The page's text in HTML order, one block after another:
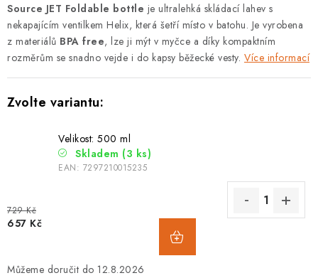
O nás
Blog
Source JET Foldable bottle je ultralehká skládací lahev s
nekapajícím ventilkem Helix, která šetří místo v batohu. Je vyrobena
z materiálů BPA free, lze ji mýt v myčce a díky kompaktním
rozměrům se snadno vejde i do kapsy běžecké vesty. Více informací
Velikost: 500 ml
Skladem (3 ks)
EAN: 7297210015235
729 Kč
657 Kč
12.8.2026